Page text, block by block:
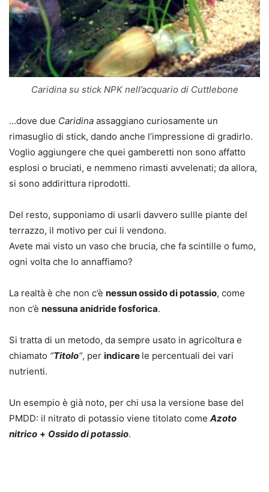
Caridina su stick NPK nell’acquario di Cuttlebone
…dove due Caridina assaggiano curiosamente un
rimasuglio di stick, dando anche l’impressione di gradirlo.
Voglio aggiungere che quei gamberetti non sono affatto
esplosi o bruciati, e nemmeno rimasti avvelenati; da allora,
si sono addirittura riprodotti.
Del resto, supponiamo di usarli davvero sullle piante del
terrazzo, il motivo per cui li vendono.
Avete mai visto un vaso che brucia, che fa scintille o fumo,
ogni volta che lo annaffiamo?
La realtà è che non c’è nessun ossido di potassio, come
non c’è nessuna anidride fosforica.
Si tratta di un metodo, da sempre usato in agricoltura e
chiamato “Titolo“, per indicare le percentuali dei vari
nutrienti.
Un esempio è già noto, per chi usa la versione base del
PMDD: il nitrato di potassio viene titolato come Azoto
nitrico + Ossido di potassio.